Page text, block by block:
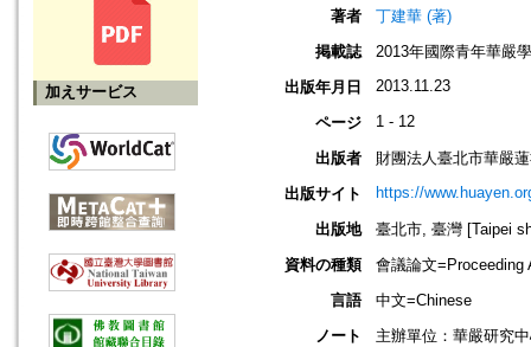
加えサービス
著者
丁建華 (著)
掲載誌
2013年國際青年華嚴
出版年月日
2013.11.23
ページ 1 - 12
出版者
財團法人臺北市華嚴
出版サイト
https://
出版地
臺北市, 臺灣 [Taipei
資料の種類
會議論文=Proceeding
言語
中文=Chinese
ノート
主辦單位：華嚴研究